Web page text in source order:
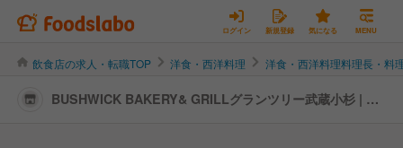
ログイン 新規登録 気になる MENU
飲食店の求人・転職TOP 洋食・西洋料理 洋食・西洋料理料理長・料
BUSHWICK BAKERY& GRILLグランツリー武蔵小杉 | 料